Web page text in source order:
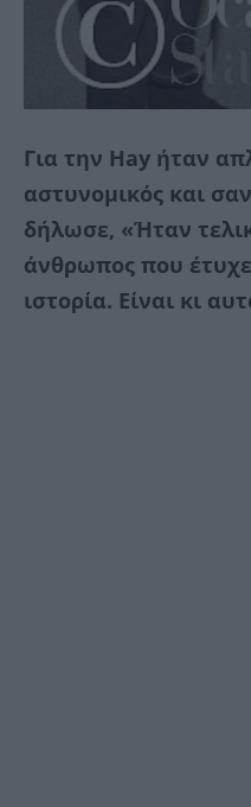
Για την Hay ήταν
αστυνομικός και
δήλωσε, «Ήταν
άνθρωπος που
ιστορία. Είναι κι